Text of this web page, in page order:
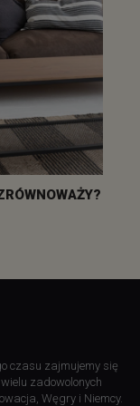
czasu zajmujemy się
zadowolonych
Węgry i Niemcy.